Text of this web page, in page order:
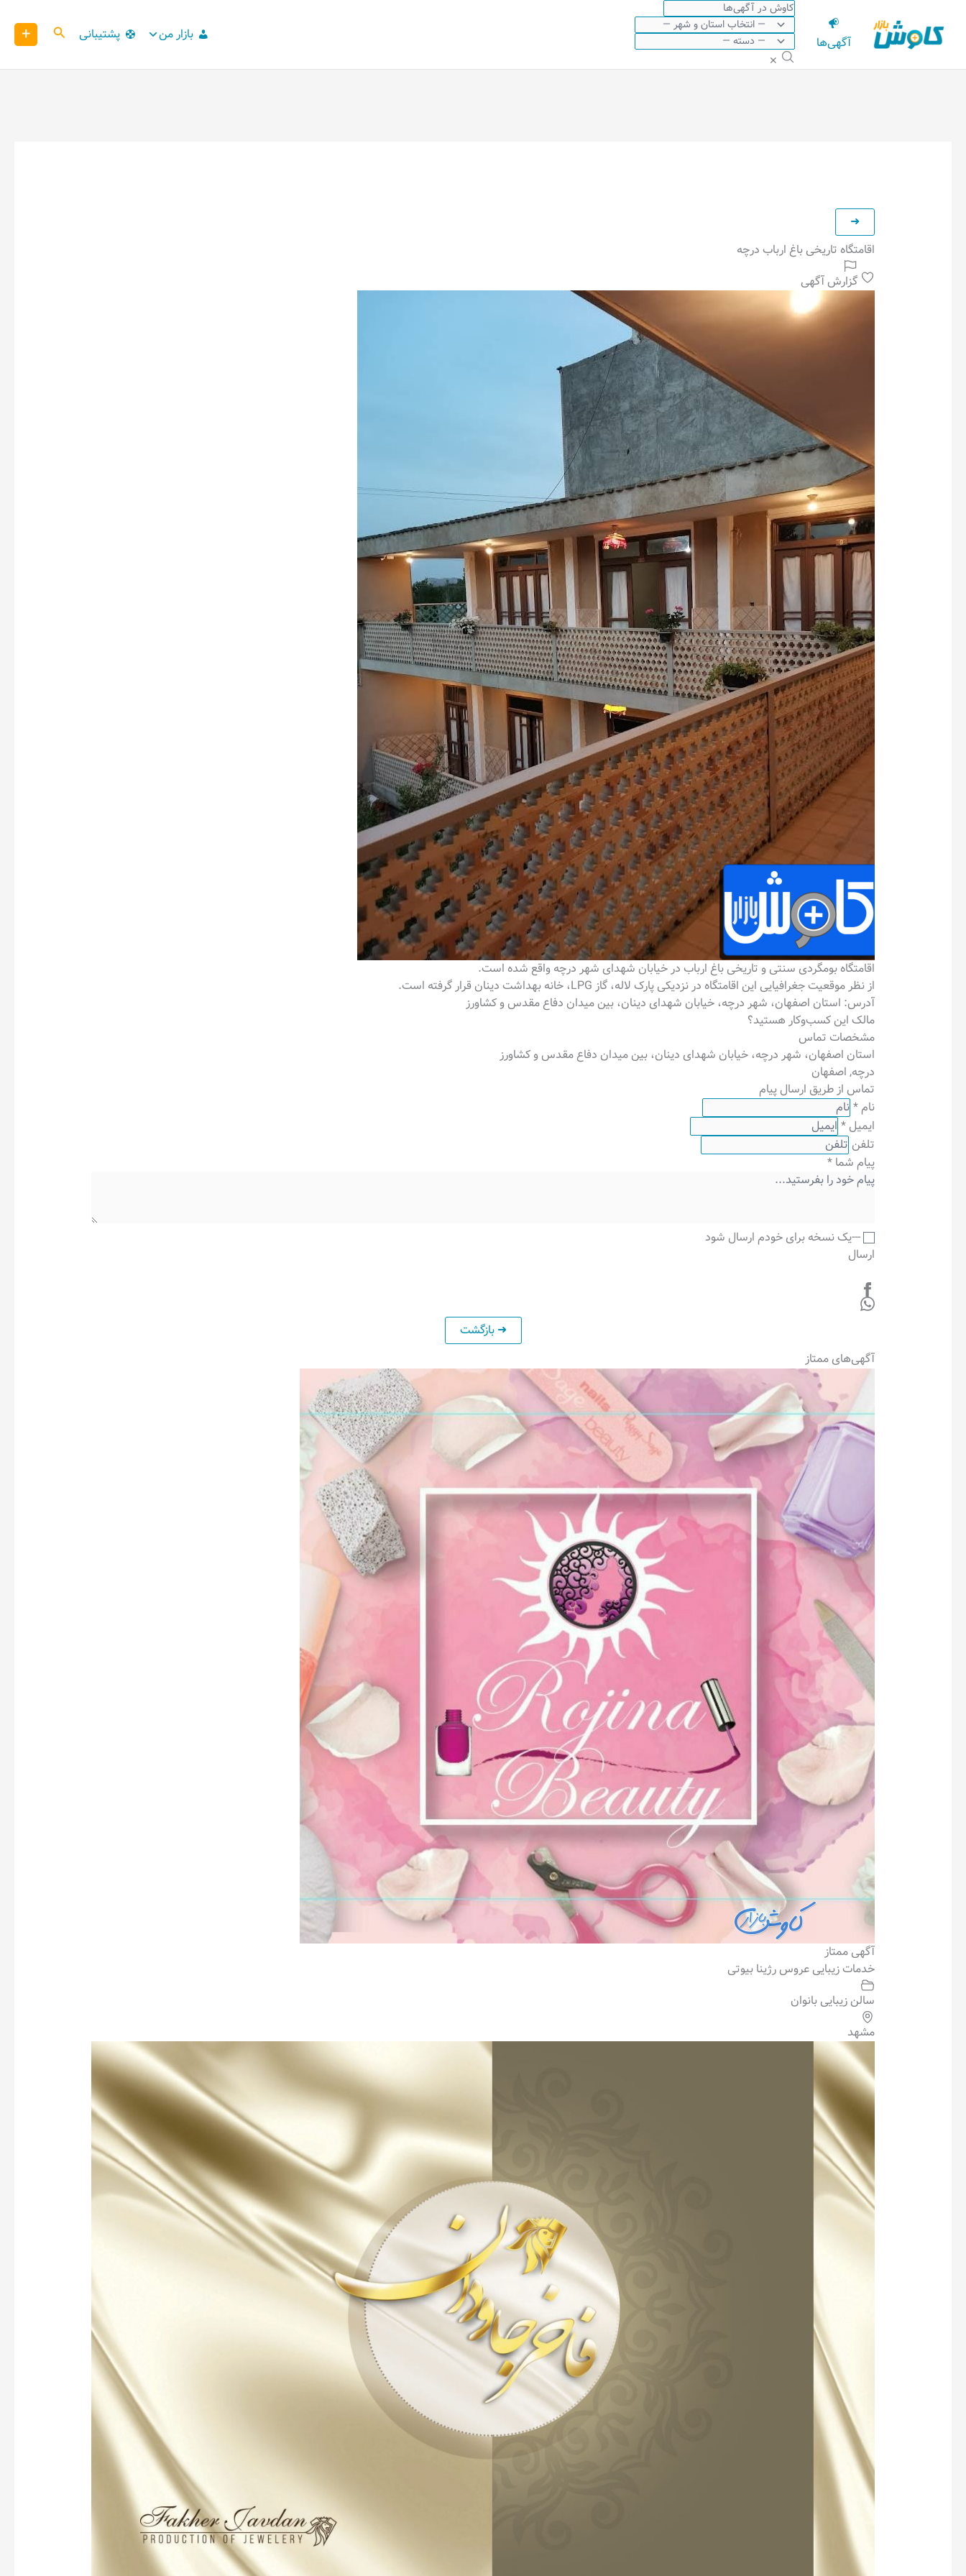
محتوا
آگهی‌ها
✕
بازار من پشتیبانی کاوش +
اقامتگاه تاریخی باغ ارباب درچه
گزارش آگهی
اقامتگاه بومگردی سنتی و تاریخی باغ ارباب در خیابان شهدای شهر درچه واقع شده است.
از نظر موقعیت جغرافیایی این اقامتگاه در نزدیکی پارک لاله، گاز LPG، خانه بهداشت دینان قرار گرفته است.
آدرس: استان اصفهان، شهر درچه، خیابان شهدای دینان، بین میدان دفاع مقدس و کشاورز
مالک این کسب‌وکار هستید؟
مشخصات تماس
استان اصفهان، شهر درچه، خیابان شهدای دینان، بین میدان دفاع مقدس و کشاورز
درچه, اصفهان
تماس از طریق ارسال پیام
نام*
ایمیل *
تلفن
پیام شما *
---یک نسخه برای خودم ارسال شود
ارسال
آگهی‌های ممتاز
آگهی ممتاز
خدمات زیبایی عروس رژینا بیوتی
سالن زیبایی بانوان
مشهد